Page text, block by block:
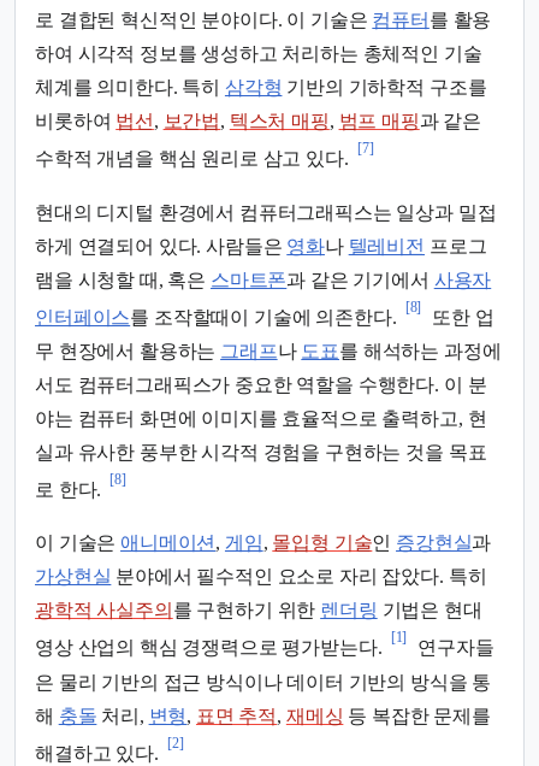
로 결합된 혁신적인 분야이다. 이 기술은 컴퓨터 를 활용
하여 시각적 정보를 생성하고 처리하는 총체적인 기술
체계를 의미한다. 특히 삼각형 기반의 기하학적 구조를
비롯하여 법선, 보간법, 텍스처 매핑, 범프 매핑과 같은
수학적 개념을 핵심 원리로 삼고 있다.
[7]
현대의 디지털 환경에서 컴퓨터그래픽스는 일상과 밀접
하게 연결되어 있다. 사람들은 영화나 텔레비전 프로그
램을 시청할 때, 혹은 스마트폰과 같은 기기에서 사용자
인터페이스를 조작할때이 기술에 의존한다.
[8]
또한 업
무 현장에서 활용하는 그래프나 도표를 해석하는 과정에
서도 컴퓨터그래픽스가 중요한 역할을 수행한다. 이 분
야는 컴퓨터 화면에 이미지를 효율적으로 출력하고, 현
실과 유사한 풍부한 시각적 경험을 구현하는 것을 목표
로 한다.
[8]
이 기술은 애니메이션, 게임, 몰입형 기술인 증강현실과
가상현실 분야에서 필수적인 요소로 자리 잡았다. 특히
광학적 사실주의 를 구현하기 위한 렌더링 기법은 현대
영상 산업의 핵심 경쟁력으로 평가받는다.
[1]
연구자들
은 물리 기반의 접근 방식이나 데이터 기반의 방식을 통
해 충돌 처리, 변형, 표면 추적, 재메싱 등 복잡한 문제를
해결하고 있다.
[2]